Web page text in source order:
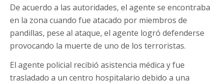
De acuerdo a las autoridades, el agente se encontraba
en la zona cuando fue atacado por miembros de
pandillas, pese al ataque, el agente logró defenderse
provocando la muerte de uno de los terroristas.
El agente policial recibió asistencia médica y fue
trasladado a un centro hospitalario debido a una